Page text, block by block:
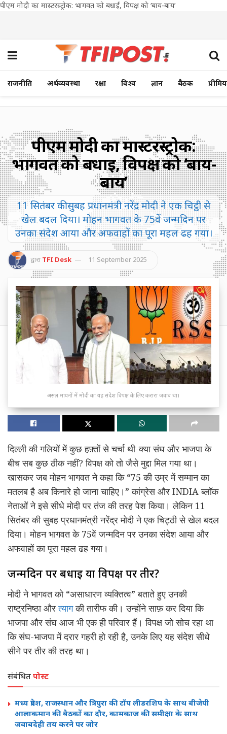
पीएम मोदी का मास्टरस्ट्रोक: भागवत को बधाई, विपक्ष को ‘बाय-बाय’
राजनीति अर्थव्यवस्था रक्षा विश्व ज्ञान बैठक
पीएम मोदी का मास्टरस्ट्रोक:
भागवत को बधाई, विपक्ष को ‘बाय-
बाय’
11 सितंबर की सुबह प्रधानमंत्री नरेंद्र मोदी ने एक चिट्ठी से
खेल बदल दिया। मोहन भागवत के 75वें जन्मदिन पर
उनका संदेश आया और अफवाहों का पूरा महल ढह गया।
द्वारा TFI Desk 11 September 2025
असल मायनों में मोदी का यह संदेश विपक्ष के लिए करारा जवाब था।
दिल्ली की गलियों में कुछ हफ़्तों से चर्चा थी-क्या संघ और भाजपा के
बीच सब कुछ ठीक नहीं? विपक्ष को तो जैसे मुद्दा मिल गया था।
खासकर जब मोहन भागवत ने कहा कि “75 की उम्र में सम्मान का
मतलब है अब किनारे हो जाना चाहिए।” कांग्रेस और INDIA ब्लॉक
नेताओं ने इसे सीधे मोदी पर तंज की तरह पेश किया। लेकिन 11
सितंबर की सुबह प्रधानमंत्री नरेंद्र मोदी ने एक चिट्ठी से खेल बदल
दिया। मोहन भागवत के 75वें जन्मदिन पर उनका संदेश आया और
अफवाहों का पूरा महल ढह गया।
जन्मदिन पर बधाई या विपक्ष पर तीर?
मोदी ने भागवत को “असाधारण व्यक्तित्व” बताते हुए उनकी
राष्ट्रनिष्ठा औरत्यागकी तारीफ की। उन्होंने साफ़ कर दिया कि
भाजपा और संघ आज भी एक ही परिवार हैं। विपक्ष जो सोच रहा था
कि संघ-भाजपा में दरार गहरी हो रही है, उनके लिए यह संदेश सीधे
सीने पर तीर की तरह था।
संबंधितपोस्ट
मध्य प्रदेश, राजस्थान और त्रिपुरा की टॉप लीडरशिप के साथ बीजेपी
आलाकमान की बैठकों का दौर, कामकाज की समीक्षा के साथ
जवाबदेही तय करने पर जोर